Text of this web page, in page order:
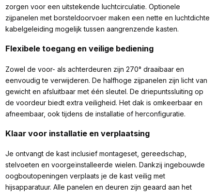
zorgen voor een uitstekende luchtcirculatie. Optionele
zijpanelen met borsteldoorvoer maken een nette en luchtdichte
kabelgeleiding mogelijk tussen aangrenzende kasten.
Flexibele toegang en veilige bediening
Zowel de voor- als achterdeuren zijn 270° draaibaar en
eenvoudig te verwijderen. De halfhoge zijpanelen zijn licht van
gewicht en afsluitbaar met één sleutel. De driepuntssluiting op
de voordeur biedt extra veiligheid. Het dak is omkeerbaar en
afneembaar, ook tijdens de installatie of herconfiguratie.
Klaar voor installatie en verplaatsing
Je ontvangt de kast inclusief montageset, gereedschap,
stelvoeten en voorgeïnstalleerde wielen. Dankzij ingebouwde
oogboutopeningen verplaats je de kast veilig met
hijsapparatuur. Alle panelen en deuren zijn geaard aan het